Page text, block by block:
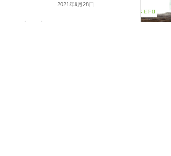
2021年9月28日